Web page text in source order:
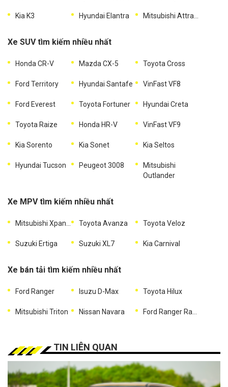
Kia K3 Hyundai Elantra
Xe SUV tìm kiếm nhiều nhất
Honda CR-V Mazda CX-5 Toyota Cross
Ford Territory Hyundai Santafe VinFast VF8
Ford Everest Toyota Fortuner Hyundai Creta
Toyota Raize Honda HR-V VinFast VF9
Kia Sorento Kia Sonet Kia Seltos
Hyundai Tucson Peugeot 3008
Mitsubishi
Outlander
Xe MPV tìm kiếm nhiều nhất
Toyota Avanza Toyota Veloz
Suzuki Ertiga Suzuki XL7 Kia Carnival
Xe bán tải tìm kiếm nhiều nhất
Ford Ranger Isuzu D-Max Toyota Hilux
Mitsubishi Triton Nissan Navara
TIN LIÊN QUAN